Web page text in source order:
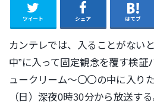
ツイート シェア はてブ
カンテレでは、入ることがない
中”に入って固定観念を覆す検証
ュークリーム～〇〇の中に入り
（日）深夜0時30分から放送する